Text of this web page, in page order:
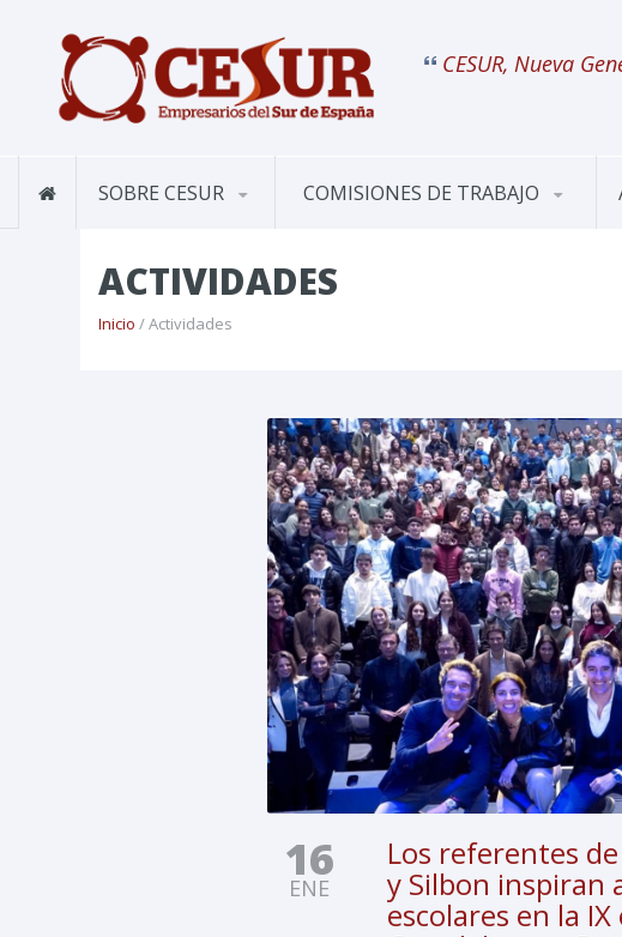
CESUR, Nueva
SOBRE CESUR COMISIONES DE TRABAJO
ACTIVIDADES
Inicio / Actividades
16
ENE
Los referentes
y Silbon inspiran
escolares en la IX